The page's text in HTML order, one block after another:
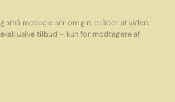
små meddelelser om gin, dråber af viden,
tilbud – kun for modtagere af